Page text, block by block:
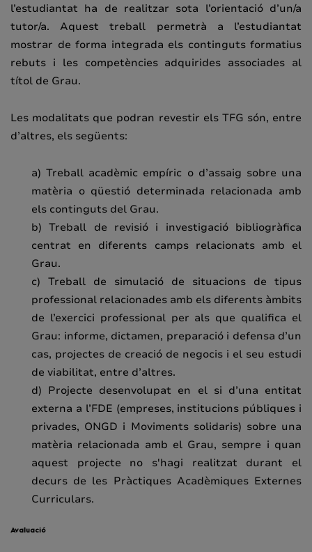
l’estudiantat ha de realitzar sota l’orientació d’un/a
tutor/a. Aquest treball permetrà a l’estudiantat
mostrar de forma integrada els continguts formatius
rebuts i les competències adquirides associades al
títol de Grau.
Les modalitats que podran revestir els TFG són, entre
d’altres, els següents:
a) Treball acadèmic empíric o d’assaig sobre una
matèria o qüestió determinada relacionada amb
els continguts del Grau.
b) Treball de revisió i investigació bibliogràfica
centrat en diferents camps relacionats amb el
Grau.
c) Treball de simulació de situacions de tipus
professional relacionades amb els diferents àmbits
de l’exercici professional per als que qualifica el
Grau: informe, dictamen, preparació i defensa d’un
cas, projectes de creació de negocis i el seu estudi
de viabilitat, entre d’altres.
d) Projecte desenvolupat en el si d’una entitat
externa a l’FDE (empreses, institucions públiques i
privades, ONGD i Moviments solidaris) sobre una
matèria relacionada amb el Grau, sempre i quan
aquest projecte no s'hagi realitzat durant el
decurs de les Pràctiques Acadèmiques Externes
Curriculars.
Avaluació